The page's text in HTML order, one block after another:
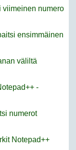
viimeinen numero
ensimmäinen
väliltä
-
numerot
Notepad++